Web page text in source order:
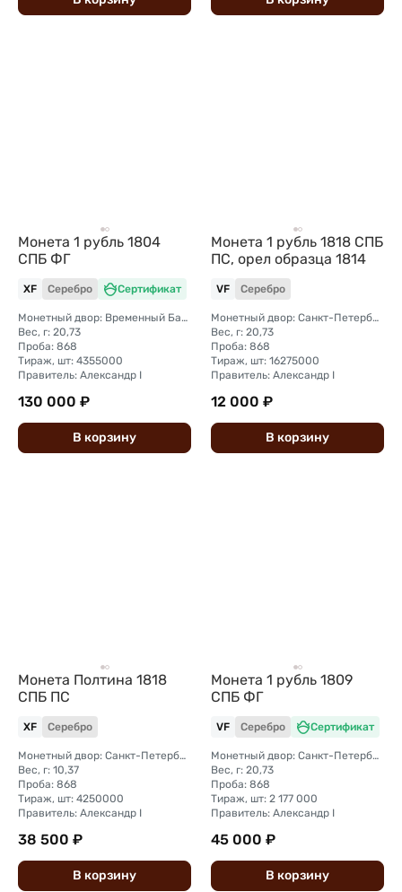
Монета 1 рубль 1804
СПБ ФГ
XF Серебро Сертификат
Монетный двор: Временный Банковский монетный двор (Санкт-Петербург)
Вес, г: 20,73
Проба: 868
Тираж, шт: 4355000
Правитель: Александр I
130 000 ₽
В корзину
Монета 1 рубль 1818 СПБ
ПС, орел образца 1814
VF Серебро
Монетный двор: Санкт-Петербургский монетный двор
Вес, г: 20,73
Проба: 868
Тираж, шт: 16275000
Правитель: Александр I
12 000 ₽
В корзину
Монета Полтина 1818
СПБ ПС
XF Серебро
Монетный двор: Санкт-Петербургский монетный двор
Вес, г: 10,37
Проба: 868
Тираж, шт: 4250000
Правитель: Александр I
38 500 ₽
В корзину
Монета 1 рубль 1809
СПБ ФГ
VF Серебро Сертификат
Монетный двор: Санкт-Петербургский монетный двор
Вес, г: 20,73
Проба: 868
Тираж, шт: 2 177 000
Правитель: Александр I
45 000 ₽
В корзину